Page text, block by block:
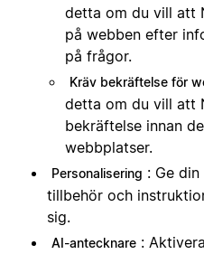
detta om du vill att
på webben efter
på frågor.
Kräv bekräftelse för
detta om du vill att
bekräftelse innan
webbplatser.
Personalisering : Ge
tillbehör och
sig.
AI-antecknare :